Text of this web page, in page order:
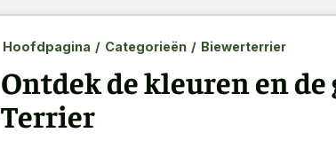
Hoofdpagina / Categorieën / Biewerterrier
Ontdek de kleuren en
Terrier